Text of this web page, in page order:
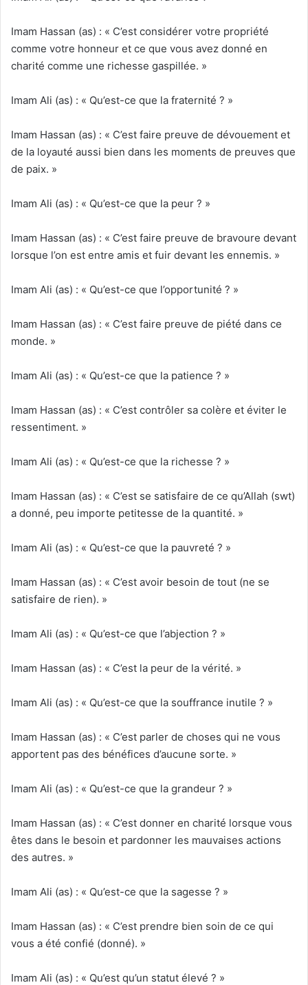
Imam Hassan (as) : « C’est considérer votre propriété
comme votre honneur et ce que vous avez donné en
charité comme une richesse gaspillée. »
Imam Ali (as) : « Qu’est-ce que la fraternité ? »
Imam Hassan (as) : « C’est faire preuve de dévouement et
de la loyauté aussi bien dans les moments de preuves que
de paix. »
Imam Ali (as) : « Qu’est-ce que la peur ? »
Imam Hassan (as) : « C’est faire preuve de bravoure devant
lorsque l’on est entre amis et fuir devant les ennemis. »
Imam Ali (as) : « Qu’est-ce que l’opportunité ? »
Imam Hassan (as) : « C’est faire preuve de piété dans ce
monde. »
Imam Ali (as) : « Qu’est-ce que la patience ? »
Imam Hassan (as) : « C’est contrôler sa colère et éviter le
ressentiment. »
Imam Ali (as) : « Qu’est-ce que la richesse ? »
Imam Hassan (as) : « C’est se satisfaire de ce qu’Allah (swt)
a donné, peu importe petitesse de la quantité. »
Imam Ali (as) : « Qu’est-ce que la pauvreté ? »
Imam Hassan (as) : « C’est avoir besoin de tout (ne se
satisfaire de rien). »
Imam Ali (as) : « Qu’est-ce que l’abjection ? »
Imam Hassan (as) : « C’est la peur de la vérité. »
Imam Ali (as) : « Qu’est-ce que la souffrance inutile ? »
Imam Hassan (as) : « C’est parler de choses qui ne vous
apportent pas des bénéfices d’aucune sorte. »
Imam Ali (as) : « Qu’est-ce que la grandeur ? »
Imam Hassan (as) : « C’est donner en charité lorsque vous
êtes dans le besoin et pardonner les mauvaises actions
des autres. »
Imam Ali (as) : « Qu’est-ce que la sagesse ? »
Imam Hassan (as) : « C’est prendre bien soin de ce qui
vous a été confié (donné). »
Imam Ali (as) : « Qu’est qu’un statut élevé ? »